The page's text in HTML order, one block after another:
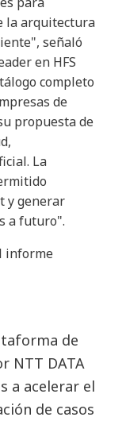
la arquitectura
señaló
en HFS
completo
de
propuesta de
La
y generar
a futuro".
informe
de
NTT DATA
a acelerar el
de casos